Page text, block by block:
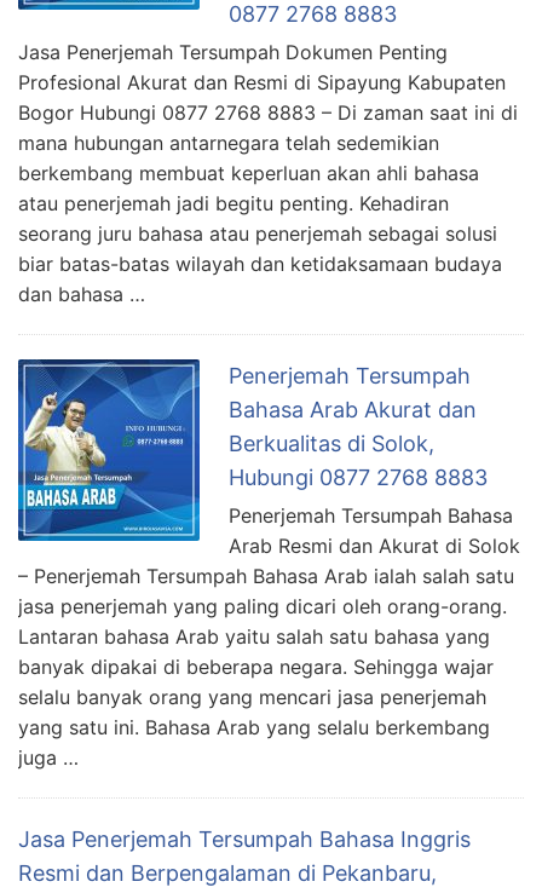
0877 2768 8883
Jasa Penerjemah Tersumpah Dokumen Penting
Profesional Akurat dan Resmi di Sipayung Kabupaten
Bogor Hubungi 0877 2768 8883 – Di zaman saat ini di
mana hubungan antarnegara telah sedemikian
berkembang membuat keperluan akan ahli bahasa
atau penerjemah jadi begitu penting. Kehadiran
seorang juru bahasa atau penerjemah sebagai solusi
biar batas-batas wilayah dan ketidaksamaan budaya
dan bahasa …
Penerjemah Tersumpah
Bahasa Arab Akurat dan
Berkualitas di Solok,
Hubungi 0877 2768 8883
Penerjemah Tersumpah Bahasa
Arab Resmi dan Akurat di Solok
– Penerjemah Tersumpah Bahasa Arab ialah salah satu
jasa penerjemah yang paling dicari oleh orang-orang.
Lantaran bahasa Arab yaitu salah satu bahasa yang
banyak dipakai di beberapa negara. Sehingga wajar
selalu banyak orang yang mencari jasa penerjemah
yang satu ini. Bahasa Arab yang selalu berkembang
juga …
Jasa Penerjemah Tersumpah Bahasa Inggris
Resmi dan Berpengalaman di Pekanbaru,